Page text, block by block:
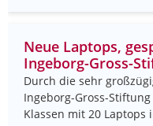
Neue Laptops,
Ingeborg-Gross-
Durch die sehr
Ingeborg-Gross-
Klassen mit 20 Laptops